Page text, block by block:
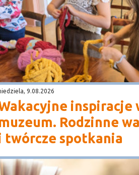
9.08.2026
inspiracje
Rodzinne
twórcze spotkania